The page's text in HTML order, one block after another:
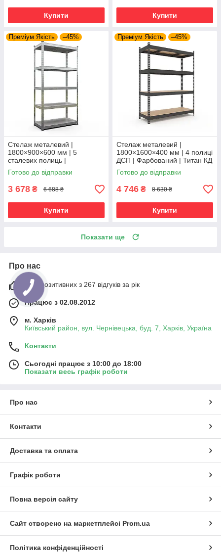
Купити Купити
Преміум Якість –45%
Стелаж металевий |
1800×900×600 мм | 5
сталевих полиць |
Оцинкований | Бюджет ОС |
150 кг/полицю | збірний для
гаража, складу та
Готово до відправки
3 678 ₴ 6 688 ₴
Купити
Преміум Якість –45%
Стелаж металевий |
1800×1600×400 мм | 4 полиці
ДСП | Фарбований | Титан КД
| 300 кг/полицю | посилений
для важких вантажів і
Готово до відправки
4 746 ₴ 8 630 ₴
Купити
Показати ще
Про нас
98% позитивних з 267 відгуків за рік
Працює з 02.08.2012
м. Харків
Київський район, вул. Чернівецька, буд. 7, Харків, Україна
Контакти
Сьогодні працює з 10:00 до 18:00
Показати весь графік роботи
Про нас
Контакти
Доставка та оплата
Графік роботи
Повна версія сайту
Сайт створено на маркетплейсі Prom.ua
Політика конфіденційності